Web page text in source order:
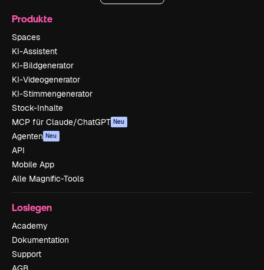
Produkte
Spaces
KI-Assistent
KI-Bildgenerator
KI-Videogenerator
KI-Stimmengenerator
Stock-Inhalte
MCP für Claude/ChatGPT Neu
Agenten Neu
API
Mobile App
Alle Magnific-Tools
Loslegen
Academy
Dokumentation
Support